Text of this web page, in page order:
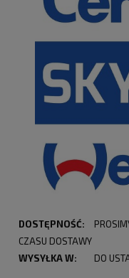
DOSTĘPNOŚĆ:
CZASU DOSTAWY
WYSYŁKA W:
DO